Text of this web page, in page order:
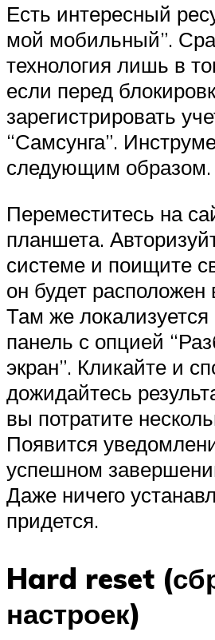
Есть интересный
мой мобильный”.
технология лишь в
если перед
зарегистрировать
“Самсунга”.
следующим образом.
Переместитесь на
планшета.
системе и поищите
он будет расположен
Там же локализуется
панель с опцией
экран”. Кликайте и
дожидайтесь
вы потратите
Появится
успешном
Даже ничего
придется.
Hard reset
настроек)